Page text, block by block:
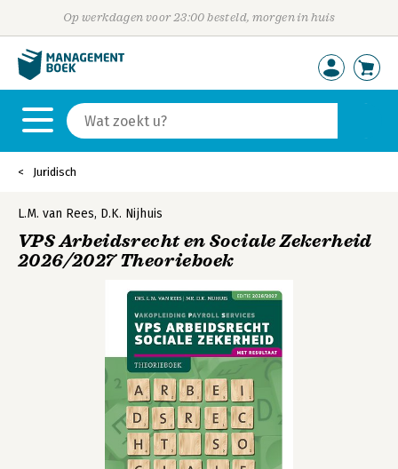
Op werkdagen voor 23:00 besteld, morgen in huis
Juridisch
L.M. van Rees, D.K. Nijhuis
VPS Arbeidsrecht en Sociale Zekerheid
2026/2027 Theorieboek